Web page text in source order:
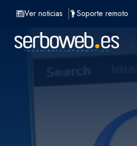
Ver noticias Soporte remoto